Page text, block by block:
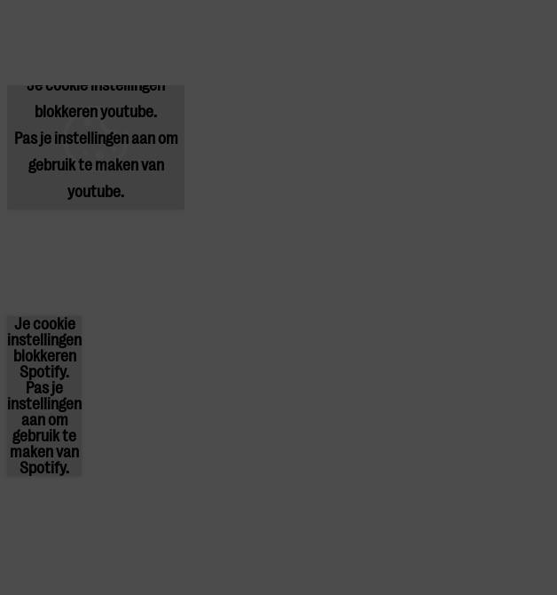
Je cookie instellingen
blokkeren youtube.
Pas je instellingenaan om
gebruik te maken van
youtube.
Je cookie
instellingen
blokkeren
Spotify.
Pas je
instellingen
aan om
gebruik te
maken van
Spotify.